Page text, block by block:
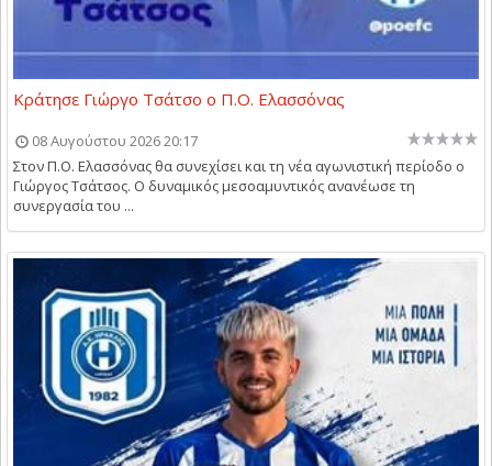
Κράτησε Γιώργο Τσάτσο ο Π.Ο. Ελασσόνας
08 Αυγούστου 2026 20:17
Στον Π.Ο. Ελασσόνας θα συνεχίσει και τη νέα αγωνιστική περίοδο ο
Γιώργος Τσάτσος. Ο δυναμικός μεσοαμυντικός ανανέωσε τη
συνεργασία του ...